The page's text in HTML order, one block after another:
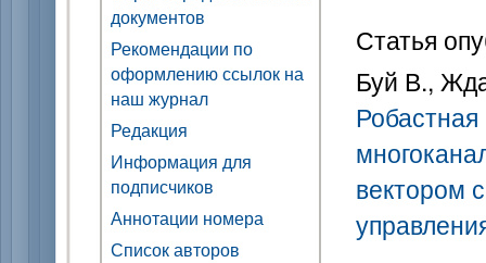
документов
Рекомендации по
оформлению ссылок на
наш журнал
Редакция
Информация для
подписчиков
Аннотации номера
Список авторов
Статья
Буй В.,
вектором